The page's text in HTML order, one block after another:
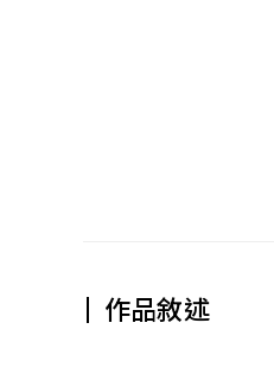
作品敘述